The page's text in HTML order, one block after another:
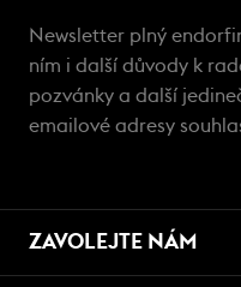
Newsletter plný
ním i další důvody k
pozvánky a další
emailové adresy
ZAVOLEJTE NÁM